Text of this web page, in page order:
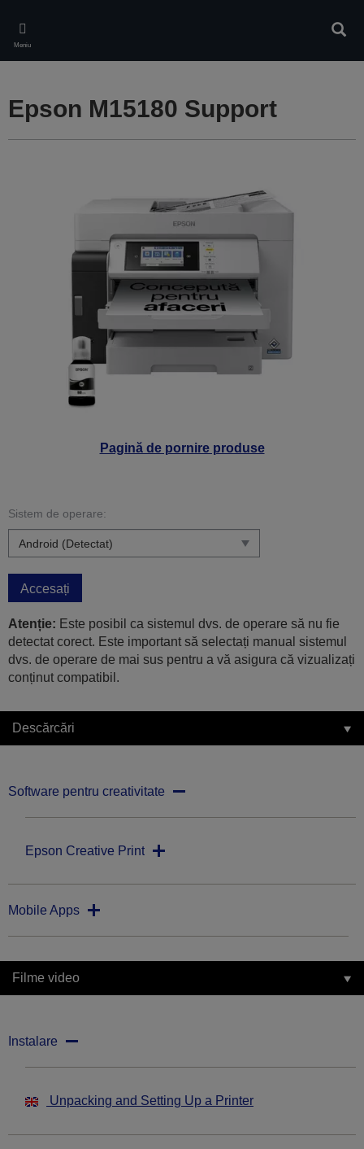
main
content
Meniu
Pagină de pornire produse
Epson M15180 Support
Sistem de operare:
Accesați
Atenție: Este posibil ca sistemul dvs. de operare să nu fie
detectat corect. Este important să selectați manual sistemul
dvs. de operare de mai sus pentru a vă asigura că vizualizați
conținut compatibil.
Descărcări
Software pentru creativitate
Epson Creative Print
Mobile Apps
Filme video
Instalare
Unpacking and Setting Up a Printer